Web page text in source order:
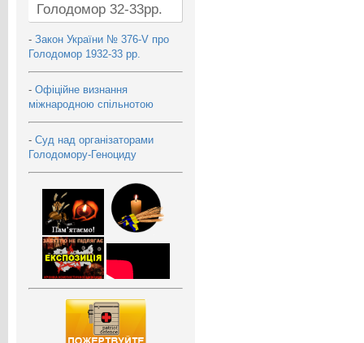
Голодомор 32-33рр.
- Закон України № 376-V про
Голодомор 1932-33 рр.
- Офіційне визнання
міжнародною спільнотою
- Суд над організаторами
Голодомору-Геноциду